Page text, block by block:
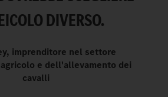
DIVERSO.
imprenditore nel settore
e dell'allevamento dei
cavalli